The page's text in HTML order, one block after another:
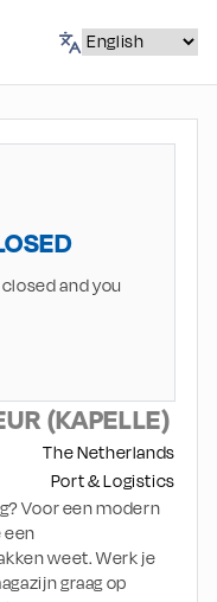
and you
(KAPELLE)
The Netherlands
Port & Logistics
Voor een modern
een
weet. Werk je
graag op